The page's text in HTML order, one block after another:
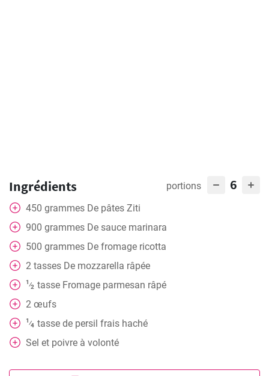
Ingrédients portions 6
450 grammes De pâtes Ziti
900 grammes De sauce marinara
500 grammes De fromage ricotta
2 tasses De mozzarella râpée
1⁄2 tasse Fromage parmesan râpé
2 œufs
1⁄4 tasse de persil frais haché
Sel et poivre à volonté